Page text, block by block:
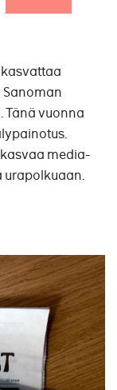
Tänä vuonna
media-
urapolkuaan.